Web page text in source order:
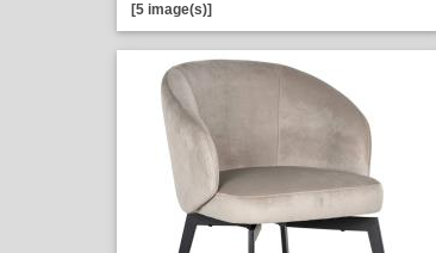
[5 image(s)]